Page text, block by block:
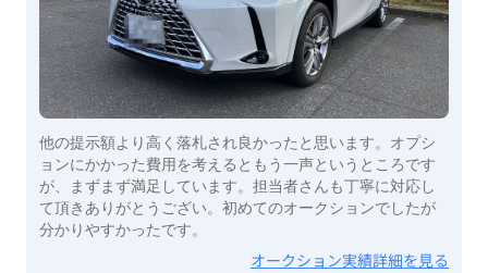
他の提示額より高く落札され良かったと思います。オプシ
ョンにかかった費用を考えるともう一声というところです
が、まずまず満足しています。担当者さんも丁寧に対応し
て頂きありがとうござい。初めてのオークションでしたが
分かりやすかったです。
オークション実績詳細を見る